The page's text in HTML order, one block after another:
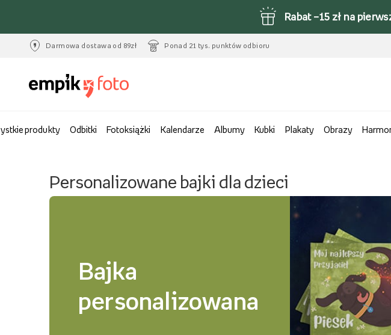
Rabat –15 zł na
Darmowa dostawa od 89zł Ponad 21 tys. punktów odbioru
produkty Odbitki Fotoksiążki Kalendarze Albumy Kubki Plakaty Obrazy
Personalizowane bajki dla dzieci
Bajka
personalizowana